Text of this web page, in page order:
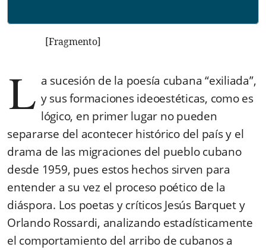
[Fragmento]
L a sucesión de la poesía cubana “exiliada”,
y sus formaciones ideoestéticas, como es
lógico, en primer lugar no pueden
separarse del acontecer histórico del país y el
drama de las migraciones del pueblo cubano
desde 1959, pues estos hechos sirven para
entender a su vez el proceso poético de la
diáspora. Los poetas y críticos Jesús Barquet y
Orlando Rossardi, analizando estadísticamente
el comportamiento del arribo de cubanos a